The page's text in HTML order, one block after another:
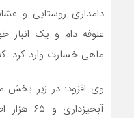
علوفه دام و یک انبار
ماهی خسارت وارد کرد